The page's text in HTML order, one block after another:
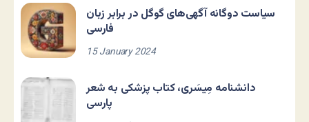
سیاست دوگانه آگهی‌های گوگل در برابر زبان
فارسی
15 January 2024
دانشنامه مِیسَری، کتاب پزشکی به شعر
پارسی